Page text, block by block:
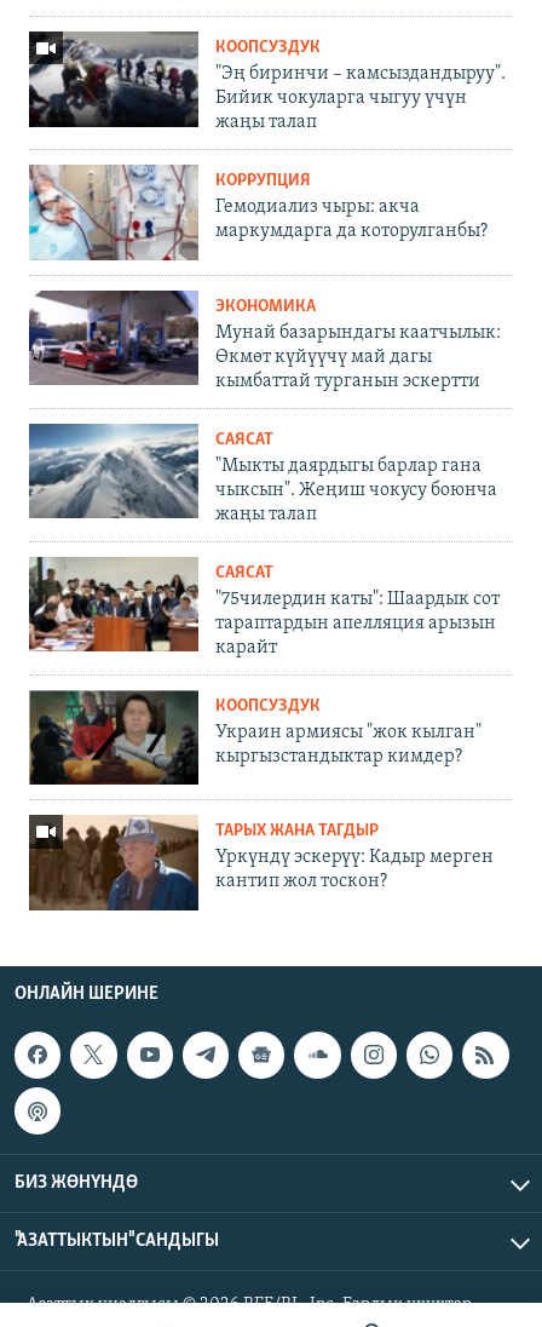
КООПСУЗДУК
"Эң биринчи – камсыздандыруу".
Бийик чокуларга чыгуу үчүн
жаңы талап
КОРРУПЦИЯ
Гемодиализ чыры: акча
маркумдарга да которулганбы?
ЭКОНОМИКА
Мунай базарындагы каатчылык:
Өкмөт күйүүчү май дагы
кымбаттай турганын эскертти
САЯСАТ
"Мыкты даярдыгы барлар гана
чыксын". Жеңиш чокусу боюнча
жаңы талап
САЯСАТ
"75чилердин каты": Шаардык сот
тараптардын апелляция арызын
карайт
КООПСУЗДУК
Украин армиясы "жок кылган"
кыргызстандыктар кимдер?
ТАРЫХ ЖАНА ТАГДЫР
Үркүндү эскерүү: Кадыр мерген
кантип жол тоскон?
ОНЛАЙН ШЕРИНЕ
БИЗ ЖӨНҮНДӨ
"АЗАТТЫКТЫН" САНДЫГЫ
Азаттык үналгысы © 2026 RFE/RL, Inc. Бардык укуктар